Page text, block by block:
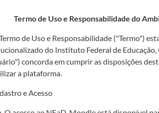
Termo de Uso e Responsabilidade do
de Uso e Responsabilidade ("Termo")
do Instituto Federal de
concorda em cumprir as disposições
a plataforma.
e Acesso